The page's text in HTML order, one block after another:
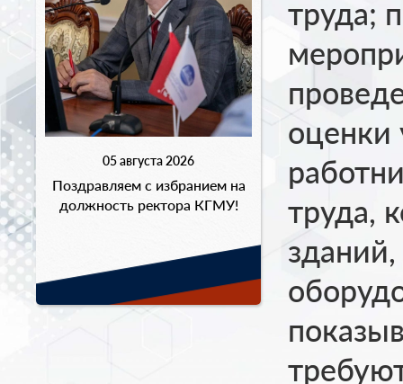
05 августа 2026
Поздравляем с избранием на
должность ректора КГМУ!
труда;
оценки
труда,